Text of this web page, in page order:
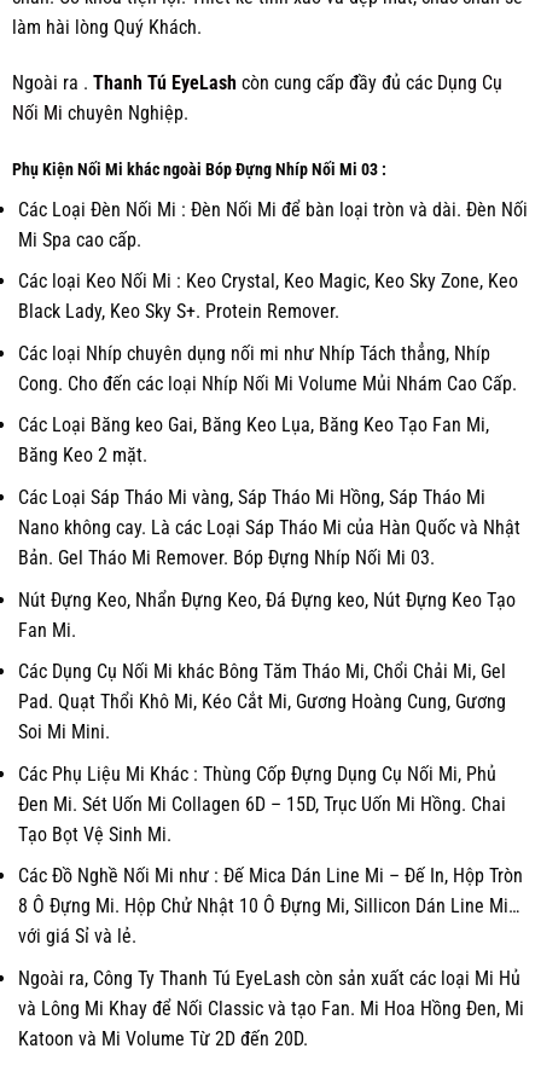
làm hài lòng Quý Khách.
Ngoài ra . Thanh Tú EyeLash còn cung cấp đầy đủ các Dụng Cụ
Nối Mi chuyên Nghiệp.
Phụ Kiện Nối Mi khác ngoài Bóp Đựng Nhíp Nối Mi 03 :
Các Loại Đèn Nối Mi : Đèn Nối Mi để bàn loại tròn và dài. Đèn Nối
Mi Spa cao cấp.
Các loại Keo Nối Mi : Keo Crystal, Keo Magic, Keo Sky Zone, Keo
Black Lady, Keo Sky S+. Protein Remover.
Các loại Nhíp chuyên dụng nối mi như Nhíp Tách thẳng, Nhíp
Cong. Cho đến các loại Nhíp Nối Mi Volume Mủi Nhám Cao Cấp.
Các Loại Băng keo Gai, Băng Keo Lụa, Băng Keo Tạo Fan Mi,
Băng Keo 2 mặt.
Các Loại Sáp Tháo Mi vàng, Sáp Tháo Mi Hồng, Sáp Tháo Mi
Nano không cay. Là các Loại Sáp Tháo Mi của Hàn Quốc và Nhật
Bản. Gel Tháo Mi Remover. Bóp Đựng Nhíp Nối Mi 03.
Nút Đựng Keo, Nhẩn Đựng Keo, Đá Đựng keo, Nút Đựng Keo Tạo
Fan Mi.
Các Dụng Cụ Nối Mi khác Bông Tăm Tháo Mi, Chổi Chải Mi, Gel
Pad. Quạt Thổi Khô Mi, Kéo Cắt Mi, Gương Hoàng Cung, Gương
Soi Mi Mini.
Các Phụ Liệu Mi Khác : Thùng Cốp Đựng Dụng Cụ Nối Mi, Phủ
Đen Mi. Sét Uốn Mi Collagen 6D – 15D, Trục Uốn Mi Hồng. Chai
Tạo Bọt Vệ Sinh Mi.
Các Đồ Nghề Nối Mi như : Đế Mica Dán Line Mi – Đế In, Hộp Tròn
8 Ô Đựng Mi. Hộp Chử Nhật 10 Ô Đựng Mi, Sillicon Dán Line Mi…
với giá Sỉ và lẻ.
Ngoài ra, Công Ty Thanh Tú EyeLash còn sản xuất các loại Mi Hủ
và Lông Mi Khay để Nối Classic và tạo Fan. Mi Hoa Hồng Đen, Mi
Katoon và Mi Volume Từ 2D đến 20D.